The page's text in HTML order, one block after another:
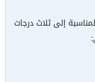
إلى ثلاث درجات